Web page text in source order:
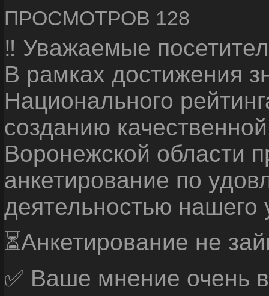
ПРОСМОТРОВ 128
‼ Уважаемые
В рамках достижения
Национального
созданию
Воронежской области
анкетирование по
деятельностью нашего
⏳Анкетирование не
✅ Ваше мнение очень